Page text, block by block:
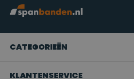
CATEGORIEËN
KLANTENSERVICE